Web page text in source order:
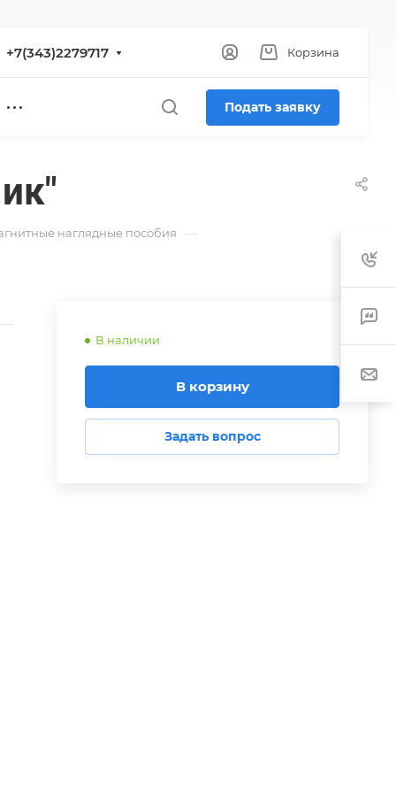
+7(343)2279717 Корзина
Подать заявку
наглядные пособия —
В наличии
В корзину
Задать вопрос